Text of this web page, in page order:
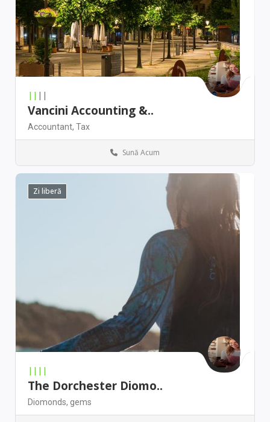
|| ||
Vancini Accounting &..
Accountant, Tax
Sună Acum
Zi liberă
||||
The Dorchester Diomo..
Diomonds, gems